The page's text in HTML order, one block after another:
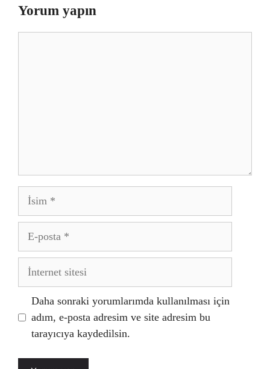
Yorum yapın
İsim
posta
İnternet
Daha sonraki yorumlarımda kullanılması için
adım, e-posta adresim ve site adresim bu
tarayıcıya kaydedilsin.